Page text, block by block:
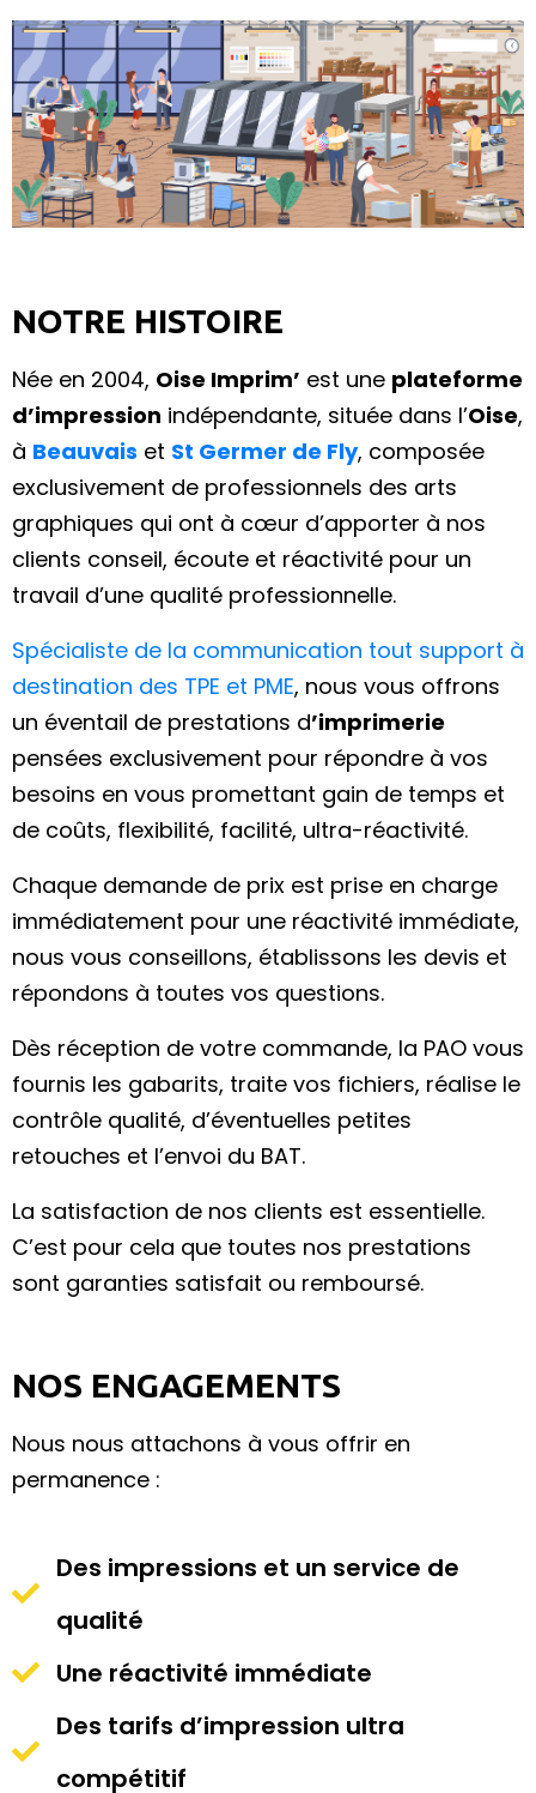
NOTRE HISTOIRE
Née en 2004, Oise Imprim’ est une plateforme
d’impression indépendante, située dans l’Oise,
à Beauvais et St Germer de Fly, composée
exclusivement de professionnels des arts
graphiques qui ont à cœur d’apporter à nos
clients conseil, écoute et réactivité pour un
travail d’une qualité professionnelle.
Spécialiste de la communication tout support à
destination des TPE et PME, nous vous offrons
un éventail de prestations d’imprimerie
pensées exclusivement pour répondre à vos
besoins en vous promettant gain de temps et
de coûts, flexibilité, facilité, ultra-réactivité.
Chaque demande de prix est prise en charge
immédiatement pour une réactivité immédiate,
nous vous conseillons, établissons les devis et
répondons à toutes vos questions.
Dès réception de votre commande, la PAO vous
fournis les gabarits, traite vos fichiers, réalise le
contrôle qualité, d’éventuelles petites
retouches et l’envoi du BAT.
La satisfaction de nos clients est essentielle.
C’est pour cela que toutes nos prestations
sont garanties satisfait ou remboursé.
NOS ENGAGEMENTS
Nous nous attachons à vous offrir en
permanence :
Des impressions et un service de
qualité
Une réactivité immédiate
Des tarifs d’impression ultra
compétitif